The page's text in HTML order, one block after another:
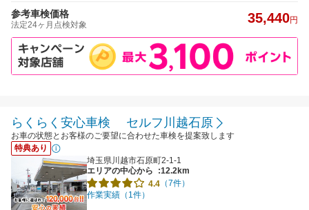
参考車検価格
法定24ヶ月点検対象 35,440円
らくらく安心車検 セルフ川越石原
お車の状態とお客様のご要望に合わせた車検を提案致します
特典あり
埼玉県川越市石原町2-1-1
エリアの中心から
:12.2km
4.4 （7件）
作業実績（1件）